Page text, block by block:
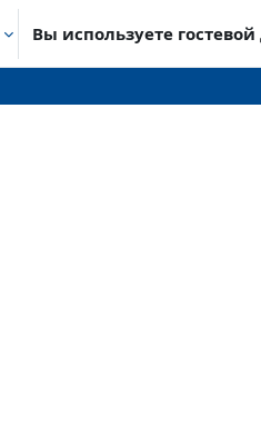
Вы используете гостевой